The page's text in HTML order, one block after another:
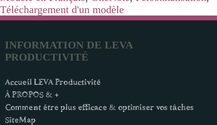
Téléchargement d'un modèle
INFORMATION DE LEVA
PRODUCTIVITÉ
Accueil LEVA Productivité
À PROPOS & +
Comment être plus efficace & optimiser vos tâches
SiteMap